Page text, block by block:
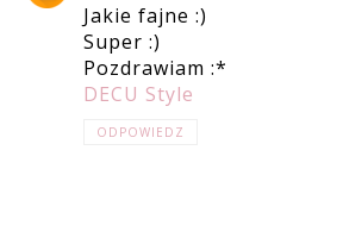
Jakie fajne :)
Super :)
Pozdrawiam :*
DECU Style
ODPOWIEDZ